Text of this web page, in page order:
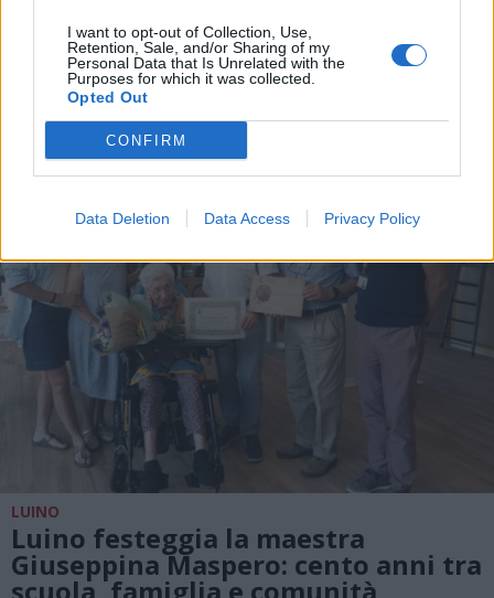
I want to opt-out of Collection, Use,
Retention, Sale, and/or Sharing of my
Personal Data that Is Unrelated with the
Purposes for which it was collected.
Opted Out
CONFIRM
Data Deletion Data Access Privacy Policy
ALTRE NOTIZIE DI LUINO
LUINO
Luino festeggia la maestra
Giuseppina Maspero: cento anni tra
scuola, famiglia e comunità